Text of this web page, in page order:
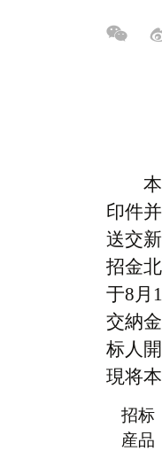
印件
送交
招金
于8月
交納
标人
現将
招标
産品